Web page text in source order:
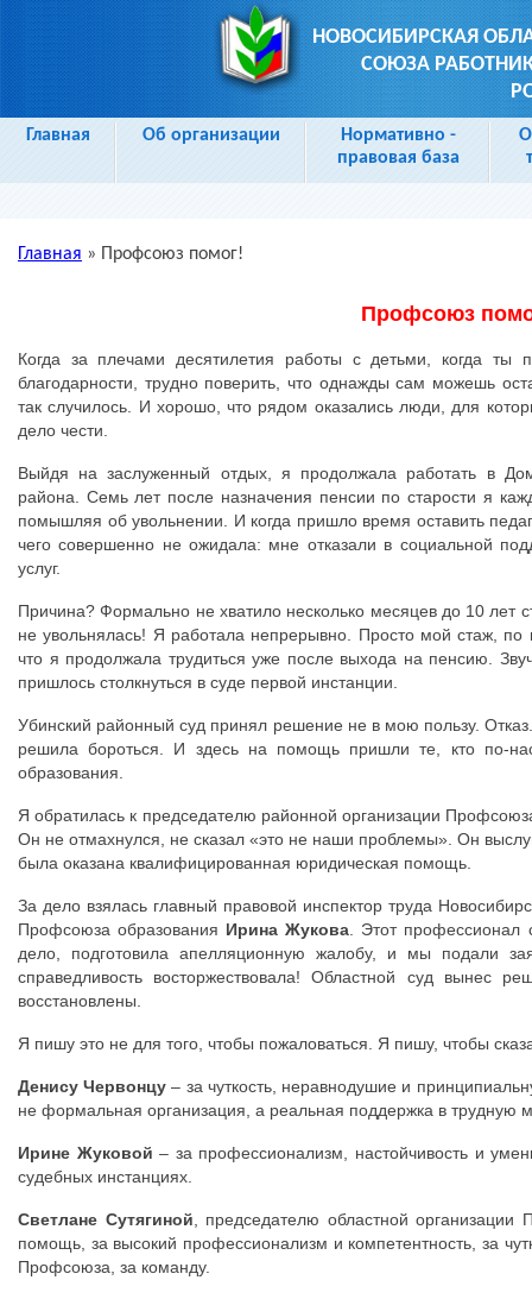
НОВОСИБИРСКАЯ
СОЮЗА
Главная Об организации
Нормативно -
правовая база
Главная » Профсоюз помог!
Профсоюз
Когда за плечами десятилетия работы с детьми, когда
благодарности, трудно поверить, что однажды сам можешь
так случилось. И хорошо, что рядом оказались люди, для
дело чести.
Выйдя на заслуженный отдых, я продолжала работать в
района. Семь лет после назначения пенсии по старости я
помышляя об увольнении. И когда пришло время оставить
чего совершенно не ожидала: мне отказали в социальной
услуг.
Причина? Формально не хватило несколько месяцев до 10 лет
не увольнялась! Я работала непрерывно. Просто мой стаж, по
что я продолжала трудиться уже после выхода на пенсию.
пришлось столкнуться в суде первой инстанции.
Убинский районный суд принял решение не в мою пользу.
решила бороться. И здесь на помощь пришли те, кто по-
образования.
Я обратилась к председателю районной организации
Он не отмахнулся, не сказал «это не наши проблемы». Он
была оказана квалифицированная юридическая помощь.
За дело взялась главный правовой инспектор труда
Профсоюза образования Ирина Жукова . Этот
дело, подготовила апелляционную жалобу, и мы подали
справедливость восторжествовала! Областной суд
восстановлены.
Я пишу это не для того, чтобы пожаловаться. Я пишу, чтобы
Денису Червонцу – за чуткость, неравнодушие и
не формальная организация, а реальная поддержка в трудную
Ирине Жуковой – за профессионализм, настойчивость и
судебных инстанциях.
Светлане Сутягиной , председателю областной
помощь, за высокий профессионализм и компетентность, за
Профсоюза, за команду.